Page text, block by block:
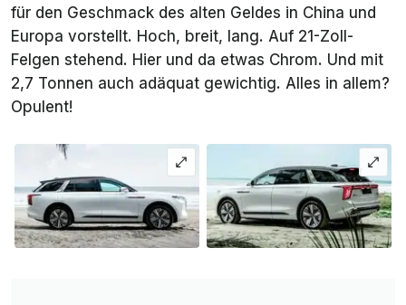
für den Geschmack des alten Geldes in China und
Europa vorstellt. Hoch, breit, lang. Auf 21-Zoll-
Felgen stehend. Hier und da etwas Chrom. Und mit
2,7 Tonnen auch adäquat gewichtig. Alles in allem?
Opulent!